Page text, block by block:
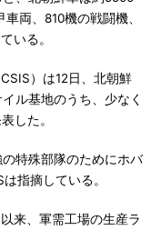
両、810機の戦闘機、
いる。
）は12日、北朝鮮
ル基地のうち、少なく
した。
特殊部隊のためにホバ
指摘している。
来、軍需工場の生産ラ